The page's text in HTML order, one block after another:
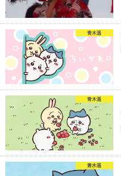
青木遥
青木遥
青木遥